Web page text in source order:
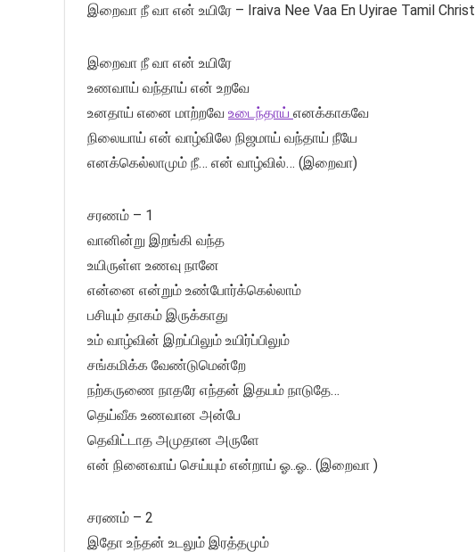
இறைவா நீ வா என் உயிரே – Iraiva Nee Vaa En Uyirae Tamil
இறைவா நீ வா என் உயிரே
உணவாய் வந்தாய் என் உறவே
உனதாய் எனை மாற்றவே உடைந்தாய் எனக்காகவே
நிலையாய் என் வாழ்விலே நிஜமாய் வந்தாய் நீயே
எனக்கெல்லாமும் நீ… என் வாழ்வில்… (இறைவா)
சரணம் – 1
வானின்று இறங்கி வந்த
உயிருள்ள உணவு நானே
என்னை என்றும் உண்போர்க்கெல்லாம்
பசியும் தாகம் இருக்காது
உம் வாழ்வின் இறப்பிலும் உயிர்ப்பிலும்
சங்கமிக்க வேண்டுமென்றே
நற்கருணை நாதரே எந்தன் இதயம் நாடுதே…
தெய்வீக உணவான அன்பே
தெவிட்டாத அமுதான அருளே
என் நினைவாய் செய்யும் என்றாய் ஓ..ஓ.. (இறைவா )
சரணம் – 2
இதோ உந்தன் உடலும் இரத்தமும்